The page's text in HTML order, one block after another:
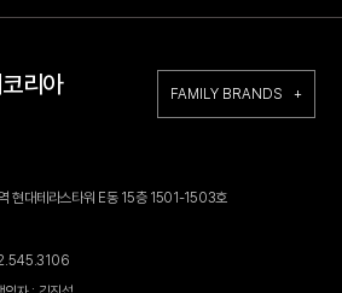
리아 FAMILY BRANDS +
현대테라스타워 E동 15층 1501-1503호